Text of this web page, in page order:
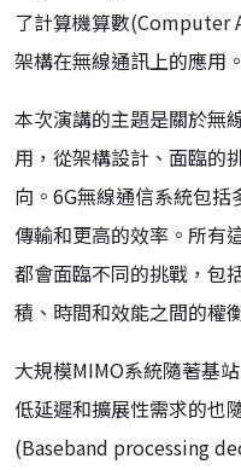
了計算機算數(Computer
架構在無線通訊上的應用。
本次演講的主題是關於無
用，從架構設計、面臨的
向。6G無線通信系統包
傳輸和更高的效率。所有
都會面臨不同的挑戰，包
積、時間和效能之間的權
大規模MIMO系統隨著基
低延遲和擴展性需求的也
(Baseband processing